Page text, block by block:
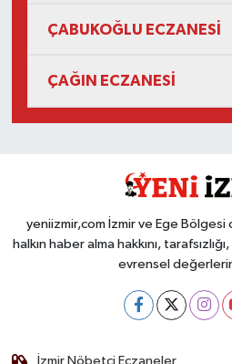
ÇABUKOĞLU ECZANESİ
ÇAĞIN ECZANESİ
yeniizmir,com İzmir ve Ege
halkın haber alma hakkını,
evrensel
İzmir Nöbetçi Eczaneler